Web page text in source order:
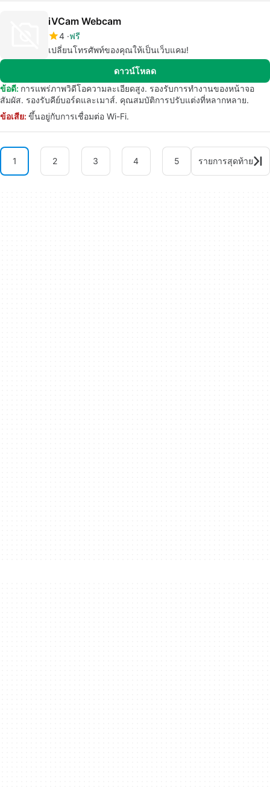
iVCam Webcam
4 ฟรี
เปลี่ยนโทรศัพท์ของคุณให้เป็นเว็บแคม!
ดาวน์โหลด
ข้อดี: การแพร่ภาพวิดีโอความละเอียดสูง. รองรับการทำงานของหน้าจอ
สัมผัส. รองรับคีย์บอร์ดและเมาส์. คุณสมบัติการปรับแต่งที่หลากหลาย.
ข้อเสีย: ขึ้นอยู่กับการเชื่อมต่อ Wi-Fi.
1 2 3 4 5 รายการสุดท้าย